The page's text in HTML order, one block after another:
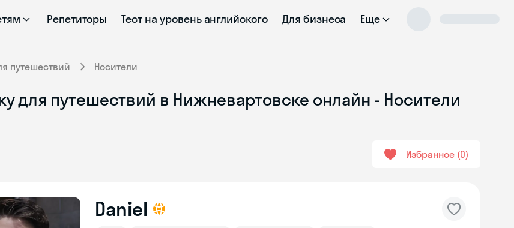
Репетиторы Тест на уровень английского Для бизнеса Еще
путешествий Носители
для путешествий в Нижневартовске онлайн - Носители
Избранное 0
Daniel